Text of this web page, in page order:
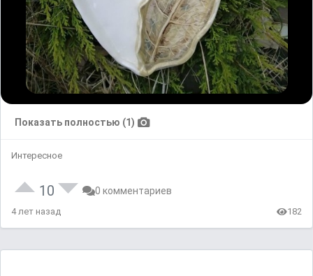
Показать полностью (1)
Интересное
10 0 комментариев
4 лет назад 182